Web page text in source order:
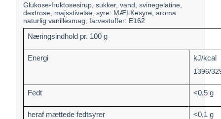
Glukose-fruktosesirup, sukker, vand, svinegelatine,
dextrose, majsstivelse, syre: MÆLKesyre, aroma:
naturlig vanillesmag, farvestoffer: E162
Næringsindhold pr. 100 g
Energi
kJ/kcal
1396/
Fedt <0,5 g
heraf mættede fedtsyrer <0,1 g